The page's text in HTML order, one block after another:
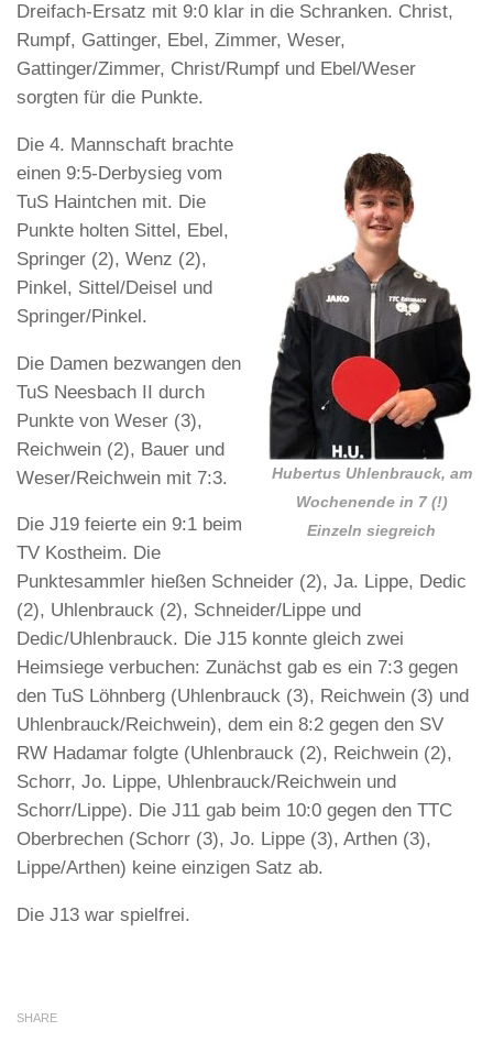
Dreifach-Ersatz mit 9:0 klar in die Schranken. Christ,
Rumpf, Gattinger, Ebel, Zimmer, Weser,
Gattinger/Zimmer, Christ/Rumpf und Ebel/Weser
sorgten für die Punkte.
Hubertus Uhlenbrauck, am
Wochenende in 7 (!)
Einzeln siegreich
Die 4. Mannschaft brachte
einen 9:5-Derbysieg vom
TuS Haintchen mit. Die
Punkte holten Sittel, Ebel,
Springer (2), Wenz (2),
Pinkel, Sittel/Deisel und
Springer/Pinkel.
Die Damen bezwangen den
TuS Neesbach II durch
Punkte von Weser (3),
Reichwein (2), Bauer und
Weser/Reichwein mit 7:3.
Die J19 feierte ein 9:1 beim
TV Kostheim. Die
Punktesammler hießen Schneider (2), Ja. Lippe, Dedic
(2), Uhlenbrauck (2), Schneider/Lippe und
Dedic/Uhlenbrauck. Die J15 konnte gleich zwei
Heimsiege verbuchen: Zunächst gab es ein 7:3 gegen
den TuS Löhnberg (Uhlenbrauck (3), Reichwein (3) und
Uhlenbrauck/Reichwein), dem ein 8:2 gegen den SV
RW Hadamar folgte (Uhlenbrauck (2), Reichwein (2),
Schorr, Jo. Lippe, Uhlenbrauck/Reichwein und
Schorr/Lippe). Die J11 gab beim 10:0 gegen den TTC
Oberbrechen (Schorr (3), Jo. Lippe (3), Arthen (3),
Lippe/Arthen) keine einzigen Satz ab.
Die J13 war spielfrei.
SHARE